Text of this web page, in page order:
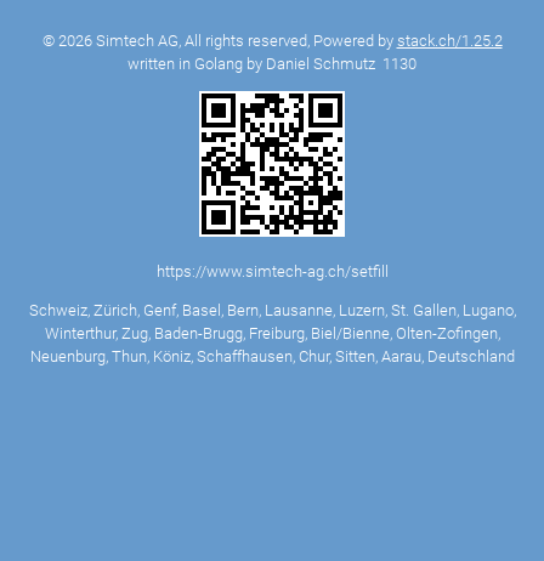
© 2026 Simtech AG, All rights reserved, Powered by stack.ch/1.25.2
written in Golang by Daniel Schmutz 1130
https://www.simtech-ag.ch/setfill
Schweiz, Zürich, Genf, Basel, Bern, Lausanne, Luzern, St. Gallen, Lugano,
Winterthur, Zug, Baden-Brugg, Freiburg, Biel/Bienne, Olten-Zofingen,
Neuenburg, Thun, Köniz, Schaffhausen, Chur, Sitten, Aarau, Deutschland